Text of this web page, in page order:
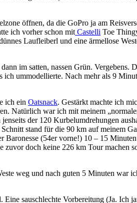
öffnen, da die GoPro ja am
ich vorher schon mit Castelli Toe
Laufleiberl und eine ärmellose
im satten, nassen Grün.
ummodellierte. Nach mehr als 9
ich ein Oatsnack. Gestärkt machte ich
Natürlich war ich mit meinem
der 120 Kurbelumdrehungen
stand für die 90 km auf meinem
Baronesse (54er vorne!) 10 – 15
doch keine 226 km Tour machen
weg und nach guten 5 Minuten war
sauschlechte Vorbereitung (Ja.